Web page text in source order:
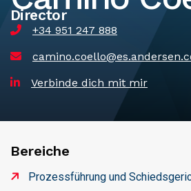
Director
+34 951 247 888
Verbinde dich mit mir
Bereiche
Prozessführung und